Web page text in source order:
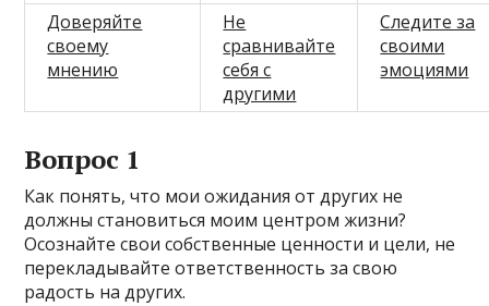
Доверяйте
своему
мнению
Не
сравнивайте
себя с
другими
Следите за
своими
эмоциями
Вопрос 1
Как понять, что мои ожидания от других не
должны становиться моим центром жизни?
Осознайте свои собственные ценности и цели, не
перекладывайте ответственность за свою
радость на других.